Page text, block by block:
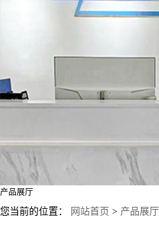
产品展厅
您当前的位置： 网站首页 > 产品展厅